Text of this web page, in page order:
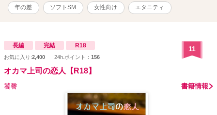
安が。 それは、容子その人がラスボス級に妖艶すぎる美魔女である
という事でした。 圧倒的な経験値の違いを察知した冴子は、美咲に
（22歳）、愛美（23歳）の二人の養女を育て、彼女らに決して不自
由をさせまいという志をもって経営という仕事に携わっています。
二人の養女はそんな容子を命の恩人として敬愛し、生涯をかけて傍
にいて使える事を心に決め、身も心も容子に差し出しあらゆる奉仕
でいるのでした。 美咲をめぐる冴子＆容子のエッチなバトルが始ま
ってしまうのか？ 美咲は無事に冴子との恋を守り切れるのか？ ファ
ンタジック上等、年の差＆熟女百合の濃厚エロストーリーをお楽し
年の差 ソフトSM 女性向け エタニティ
長編 完結 R18
お気に入り:2,400 24h.ポイント： 156
11
オカマ上司の恋人【R18】
饕餮 書籍情報